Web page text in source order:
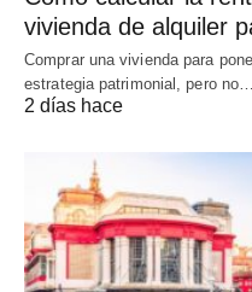
vivienda de alquiler
Comprar una vivienda para
estrategia patrimonial, pero no…
2 días hace